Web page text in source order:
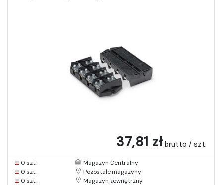
37,81 zł brutto / szt.
0 szt.
Magazyn Centralny
0 szt.
Pozostałe magazyny
0 szt.
Magazyn zewnętrzny